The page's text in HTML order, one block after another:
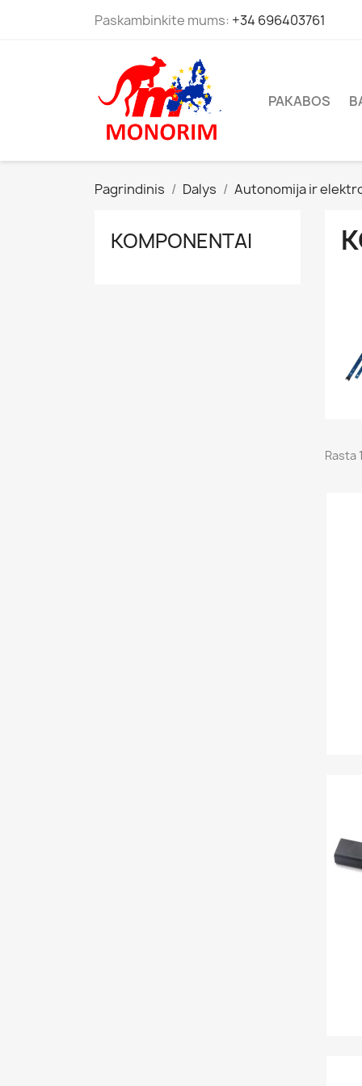
Paskambinkite mums: +34 696403761
PAKABOS
Pagrindinis Dalys Autonomija ir
KOMPONENTAI
Rasta